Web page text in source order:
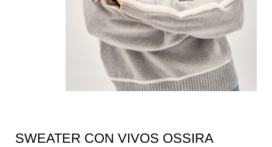
SWEATER CON VIVOS OSSIRA